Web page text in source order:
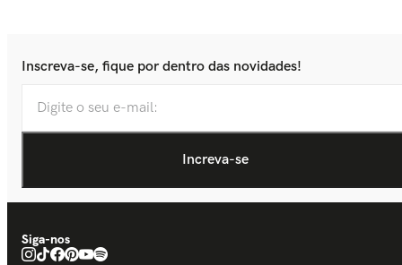
Inscreva-se, fique por dentro das novidades!
Siga-nos